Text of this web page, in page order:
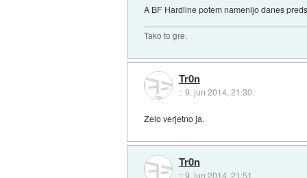
A BF Hardline potem namenijo danes
Tako to gre.
Tr0n
::9. jun 2014, 21:30
Zelo verjetno ja.
Tr0n
::9. jun 2014, 21:51